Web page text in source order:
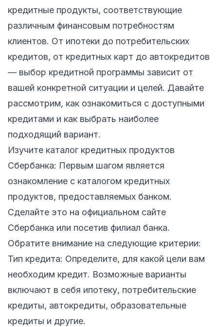
кредитные продукты, соответствующие
различным финансовым потребностям
клиентов. От ипотеки до потребительских
кредитов, от кредитных карт до автокредитов
— выбор кредитной программы зависит от
вашей конкретной ситуации и целей. Давайте
рассмотрим, как ознакомиться с доступными
кредитами и как выбрать наиболее
подходящий вариант.
Изучите каталог кредитных продуктов
Сбербанка: Первым шагом является
ознакомление с каталогом кредитных
продуктов, предоставляемых банком.
Сделайте это на официальном сайте
Сбербанка или посетив филиал банка.
Обратите внимание на следующие критерии:
Тип кредита: Определите, для какой цели вам
необходим кредит. Возможные варианты
включают в себя ипотеку, потребительские
кредиты, автокредиты, образовательные
кредиты и другие.